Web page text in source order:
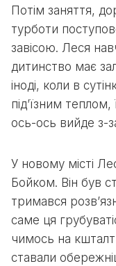
Потім заняття,
турботи
завісою. Леся
дитинство має
іноді, коли в
під’їзним
ось-ось вийде з-
У новому місті
Бойком. Він був
тримався
саме ця
чимось на
ставали